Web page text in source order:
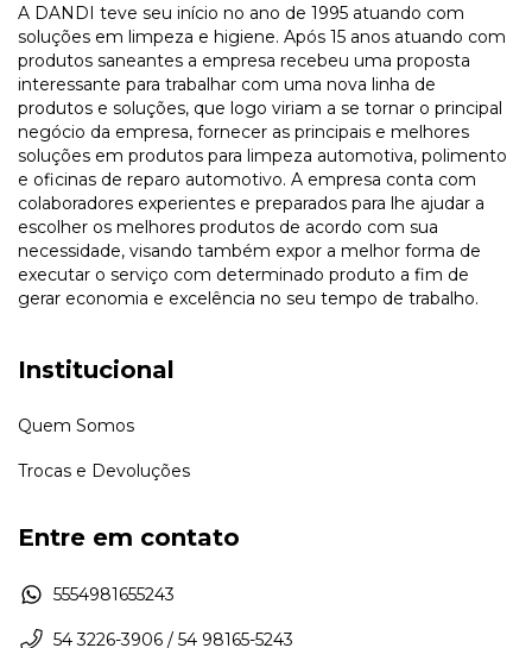
A DANDI teve seu início no ano de 1995 atuando com
soluções em limpeza e higiene. Após 15 anos atuando com
produtos saneantes a empresa recebeu uma proposta
interessante para trabalhar com uma nova linha de
produtos e soluções, que logo viriam a se tornar o principal
negócio da empresa, fornecer as principais e melhores
soluções em produtos para limpeza automotiva, polimento
e oficinas de reparo automotivo. A empresa conta com
colaboradores experientes e preparados para lhe ajudar a
escolher os melhores produtos de acordo com sua
necessidade, visando também expor a melhor forma de
executar o serviço com determinado produto a fim de
gerar economia e excelência no seu tempo de trabalho.
Institucional
Quem Somos
Trocas e Devoluções
Entre em contato
5554981655243
54 3226-3906 / 54 98165-5243